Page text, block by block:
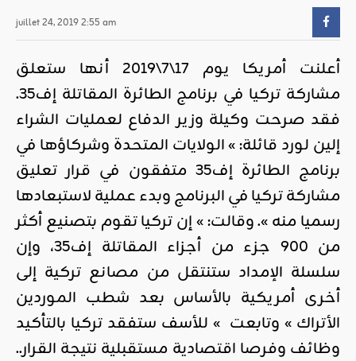
juillet 24, 2019 2:55 am
أعلنت أمريكا يوم 17\7\2019 أنها ستعلق
مشاركة تركيا في برنامج الطائرة المقاتلة إف35.
فقد صرحت وكيلة وزير الدفاع لعمليات الشراء
إلين لورد قائلة: » الولايات المتحدة وشركاؤها في
برنامج الطائرة إف35 متفقون في قرار تعليق
مشاركة تركيا في البرنامج وبدء عملية لاستبعادها
رسميا منه ». وقالت: » إن تركيا تقوم بتصنيع أكثر
من 900 جزء من أجزاء المقاتلة إف35، وإن
سلسلة الإمداد ستنتقل من مصانع تركية إلى
أخرى أمريكية بالأساس بعد شطب الموردين
الأتراك » وتابعت » للأسف ستفقد تركيا بالتأكيد
وظائف وفرصا اقتصادية مستقبلية نتيجة القرار..